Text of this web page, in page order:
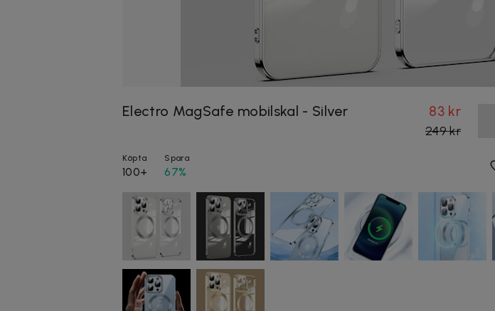
Electro MagSafe mobilskal - Silver 83 kr
249 kr
Köpta
100+
Spara
67%